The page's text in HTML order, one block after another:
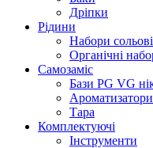
Дріпки
Рідини
Набори сольові
Органічні
Самозаміс
Бази PG VG
Ароматизатори
Тара
Комплектуючі
Інструменти